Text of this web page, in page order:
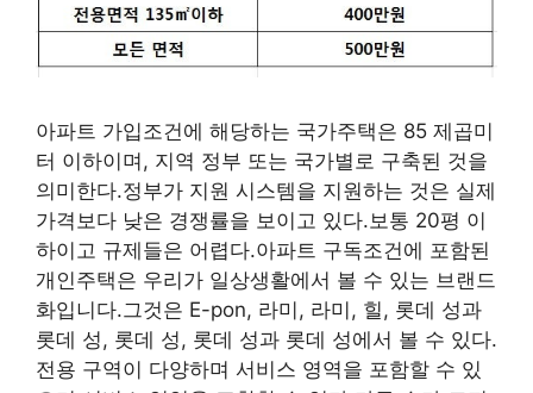
아파트 가입조건에 해당하는 국가주택은 85 제곱미
터 이하이며, 지역 정부 또는 국가별로 구축된 것을
의미한다.정부가 지원 시스템을 지원하는 것은 실제
가격보다 낮은 경쟁률을 보이고 있다.보통 20평 이
하이고 규제들은 어렵다.아파트 구독조건에 포함된
개인주택은 우리가 일상생활에서 볼 수 있는 브랜드
화입니다.그것은 E-pon, 라미, 라미, 힐, 롯데 성과
롯데 성, 롯데 성, 롯데 성과 롯데 성에서 볼 수 있다.
전용 구역이 다양하며 서비스 영역을 포함할 수 있